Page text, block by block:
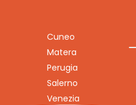
Cuneo
Matera
Perugia
Salerno
Venezia